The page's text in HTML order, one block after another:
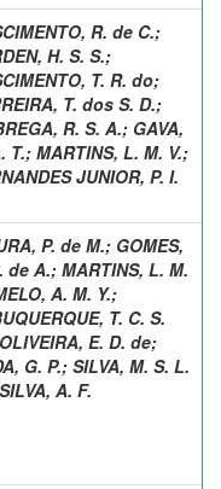
R. de C.;
H. S. S.;
T. R. do;
T. dos S. D.;
R. S. A.; GAVA,
T.; MARTINS, L. M. V.;
JUNIOR, P. I.
P. de M.; GOMES,
de A.; MARTINS, L. M.
A. M. Y.;
T. C. S.
OLIVEIRA, E. D. de;
G. P.; SILVA, M. S. L.
SILVA, A. F.